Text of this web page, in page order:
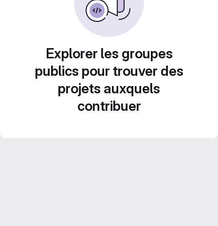
Explorer les groupes
publics pour trouver des
projets auxquels
contribuer